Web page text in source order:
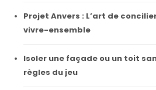
Projet Anvers : L’art de
vivre-ensemble
Isoler une façade ou un toit
règles du jeu